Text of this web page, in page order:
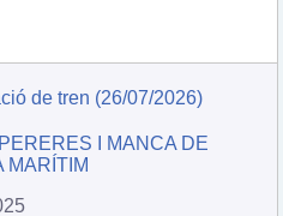
I MANCA DE
MARÍTIM